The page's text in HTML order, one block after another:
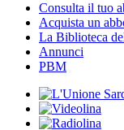
Consulta il tuo
Acquista un
La Biblioteca
Annunci
PBM